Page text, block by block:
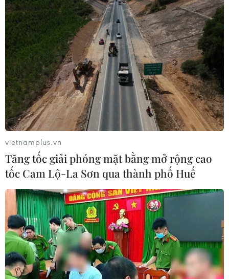
vietnamplus.vn
Tăng tốc giải phóng mặt bằng mở rộng cao
tốc Cam Lộ-La Sơn qua thành phố Huế